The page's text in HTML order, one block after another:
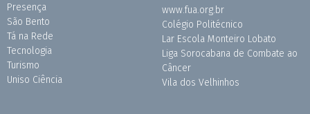
Presença
São Bento
Tá na Rede
Tecnologia
Turismo
Uniso Ciência
www.fua.org.br
Colégio Politécnico
Lar Escola Monteiro Lobato
Liga Sorocabana de Combate ao
Câncer
Vila dos Velhinhos